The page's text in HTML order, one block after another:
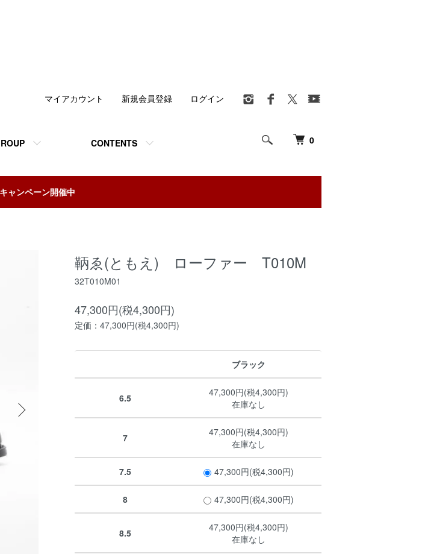
0
CONTENTS
マイアカウント 新規会員登録 ログイン
ャンペーン開催中
鞆ゑ(ともえ) ローファー T010M
32T010M01
47,300円(税4,300円)
定価：47,300円(税4,300円)
ブラック
6.5
47,300円(税4,300円)
在庫なし
7
47,300円(税4,300円)
在庫なし
7.5 47,300円(税4,300円)
8 47,300円(税4,300円)
8.5
47,300円(税4,300円)
在庫なし